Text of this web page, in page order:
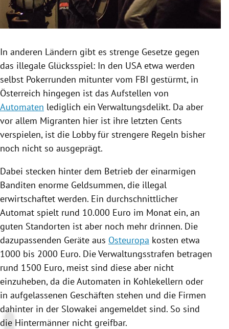
Untermenü
Untermenü
In anderen Ländern gibt es strenge Gesetze gegen
das illegale Glücksspiel: In den USAetwa werden
selbst Pokerrunden mitunter vom FBI gestürmt, in
Österreich hingegen ist das Aufstellen von
Automaten lediglich ein Verwaltungsdelikt. Da aber
vor allem Migranten hier ist ihre letzten Cents
verspielen, ist die Lobby für strengere Regeln bisher
noch nicht so ausgeprägt.
Dabei stecken hinter dem Betrieb der einarmigen
Banditen enorme Geldsummen, die illegal
erwirtschaftet werden. Ein durchschnittlicher
Automat spielt rund 10.000 Euro im Monat ein, an
guten Standorten ist aber noch mehr drinnen. Die
dazupassenden Geräte aus Osteuropa kosten etwa
1000 bis 2000 Euro. Die Verwaltungsstrafen betragen
rund 1500 Euro, meist sind diese aber nicht
einzuheben, da dieAutomaten in Kohlekellern oder
in aufgelassenen Geschäften stehen und die Firmen
dahinter in der Slowakei angemeldet sind. So sind
die Hintermänner nicht greifbar.